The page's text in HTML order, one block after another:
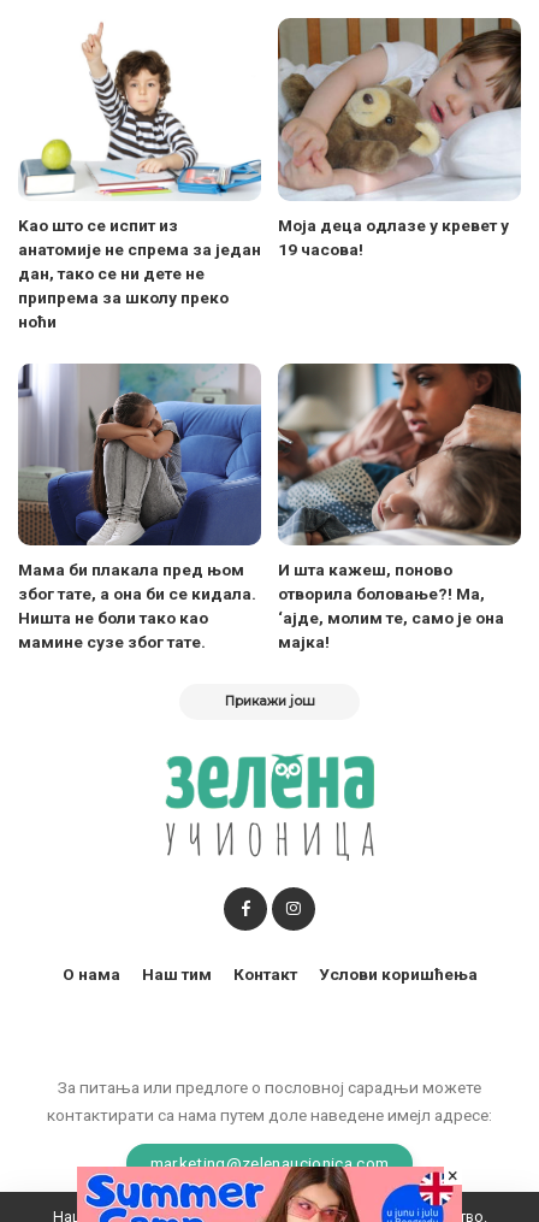
Kао што се испит из
анатомије не спрема за један
дан, тако се ни дете не
припрема за школу преко
ноћи
Моја деца одлазе у кревет у
19 часова!
Мама би плакала пред њом
због тате, а она би се кидала.
Ништа не боли тако као
мамине сузе због тате.
И шта кажеш, поново
отворила боловање?! Ма,
‘ајде, молим те, само је она
мајка!
Прикажи још
За питања или предлоге о пословној сарадњи можете
контактирати са нама путем доле наведене имејл адресе:
marketing@zelenaucionica.com
О нама Наш тим Контакт Услови коришћења
Наш вебсајт користи колачиће да побољша ваше искуство.
×